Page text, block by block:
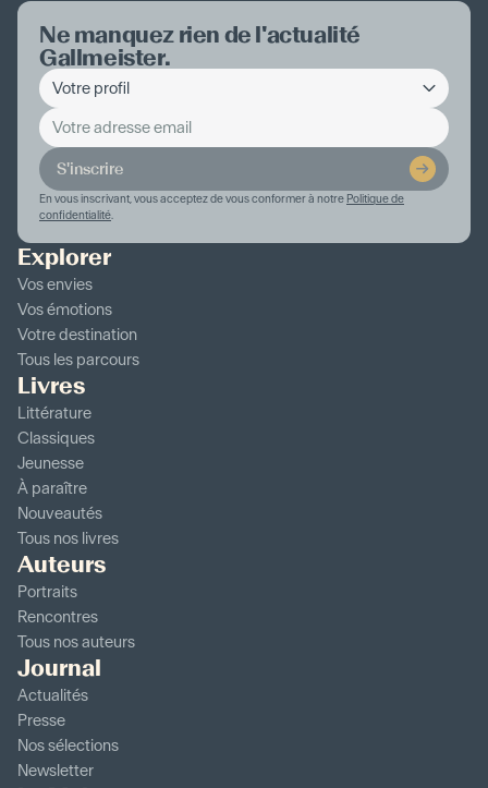
Ne manquez rien de l'actualité
Gallmeister.
S'inscrire
En vous inscrivant, vous acceptez de vous conformer à notre Politique de
confidentialité.
Explorer
Vos envies
Vos émotions
Votre destination
Tous les parcours
Livres
Littérature
Classiques
Jeunesse
À paraître
Nouveautés
Tous nos livres
Auteurs
Portraits
Rencontres
Tous nos auteurs
Journal
Actualités
Presse
Nos sélections
Newsletter